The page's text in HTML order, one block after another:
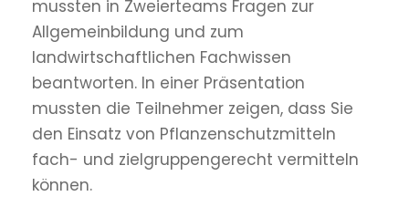
mussten in Zweierteams Fragen zur
Allgemeinbildung und zum
landwirtschaftlichen Fachwissen
beantworten. In einer Präsentation
mussten die Teilnehmer zeigen, dass Sie
den Einsatz von Pflanzenschutzmitteln
fach- und zielgruppengerecht vermitteln
können.